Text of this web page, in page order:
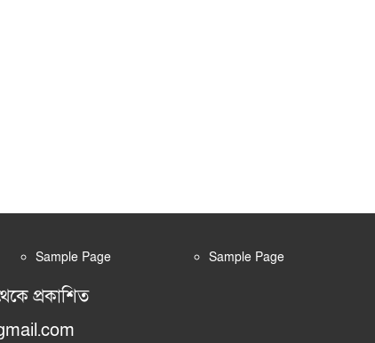
Sample Page Sample Page
প্রকাশিত